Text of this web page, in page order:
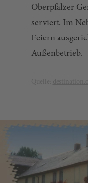
Oberpfälzer
serviert. Im
Feiern
Außenbetrieb.